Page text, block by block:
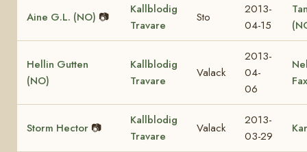
Aine G.L. (NO) 📷
Kallblodig
Travare
Sto
2013-
04-15
Hellin Gutten
(NO)
Kallblodig
Travare
Valack
2013-
04-
06
Storm Hector 📷
Kallblodig
Travare
Valack
2013-
03-29